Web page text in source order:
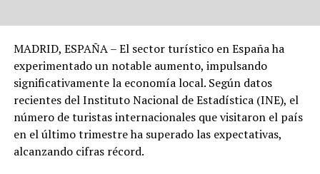
MADRID, ESPAÑA – El sector turístico en España ha
experimentado un notable aumento, impulsando
significativamente la economía local. Según datos
recientes del Instituto Nacional de Estadística (INE), el
número de turistas internacionales que visitaron el país
en el último trimestre ha superado las expectativas,
alcanzando cifras récord.